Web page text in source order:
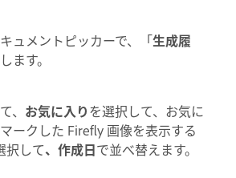
ュメントピッカーで、「生成履
ます。
、 お気に入りを選択して、お気に
ークした Firefly 画像を表示する
択して、作成日で並べ替えます。